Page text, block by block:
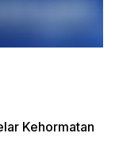
Kehormatan